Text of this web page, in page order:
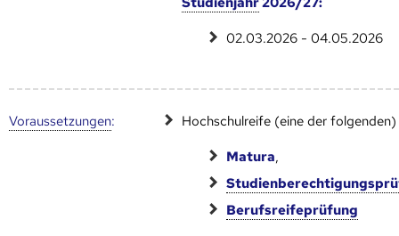
02.03.2026 - 04.05.2026
Voraus­setzungen: Hochschulreife (eine der folgenden)
Matura,
Berufsreifeprüfung